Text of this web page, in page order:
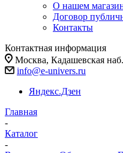
О нашем
Договор
Контакты
Контактная информация
Москва, Кадашевская
info@e-univers.ru
Яндекс.Дзен
Главная
-
Каталог
-